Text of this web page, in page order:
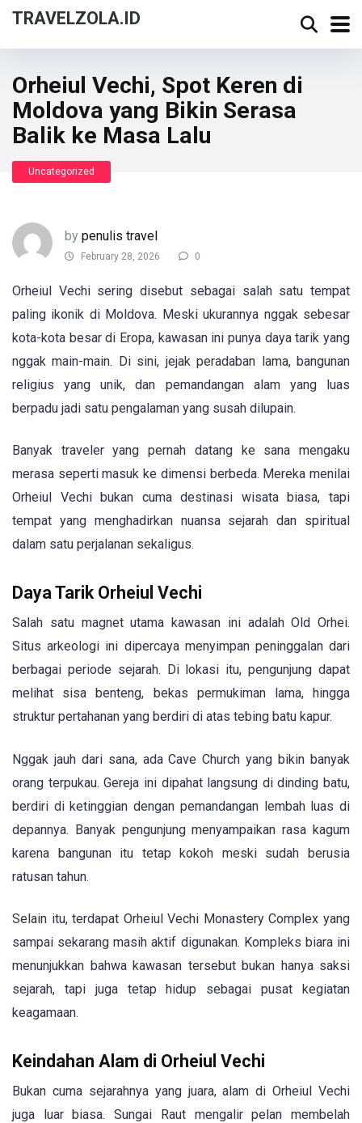
TRAVELZOLA.ID
Orheiul Vechi, Spot Keren di
Moldova yang Bikin Serasa
Balik ke Masa Lalu
Uncategorized
by penulis travel
February 28, 2026 0
Orheiul Vechi sering disebut sebagai salah satu tempat
paling ikonik di Moldova. Meski ukurannya nggak sebesar
kota-kota besar di Eropa, kawasan ini punya daya tarik yang
nggak main-main. Di sini, jejak peradaban lama, bangunan
religius yang unik, dan pemandangan alam yang luas
berpadu jadi satu pengalaman yang susah dilupain.
Banyak traveler yang pernah datang ke sana mengaku
merasa seperti masuk ke dimensi berbeda. Mereka menilai
Orheiul Vechi bukan cuma destinasi wisata biasa, tapi
tempat yang menghadirkan nuansa sejarah dan spiritual
dalam satu perjalanan sekaligus.
Daya Tarik Orheiul Vechi
Salah satu magnet utama kawasan ini adalah Old Orhei.
Situs arkeologi ini dipercaya menyimpan peninggalan dari
berbagai periode sejarah. Di lokasi itu, pengunjung dapat
melihat sisa benteng, bekas permukiman lama, hingga
struktur pertahanan yang berdiri di atas tebing batu kapur.
Nggak jauh dari sana, ada Cave Church yang bikin banyak
orang terpukau. Gereja ini dipahat langsung di dinding batu,
berdiri di ketinggian dengan pemandangan lembah luas di
depannya. Banyak pengunjung menyampaikan rasa kagum
karena bangunan itu tetap kokoh meski sudah berusia
ratusan tahun.
Selain itu, terdapat Orheiul Vechi Monastery Complex yang
sampai sekarang masih aktif digunakan. Kompleks biara ini
menunjukkan bahwa kawasan tersebut bukan hanya saksi
sejarah, tapi juga tetap hidup sebagai pusat kegiatan
keagamaan.
Keindahan Alam di Orheiul Vechi
Bukan cuma sejarahnya yang juara, alam di Orheiul Vechi
juga luar biasa. Sungai Raut mengalir pelan membelah